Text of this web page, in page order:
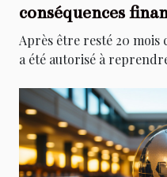
conséquences
l’avionneur
Après être resté 20 mois
a été autorisé à